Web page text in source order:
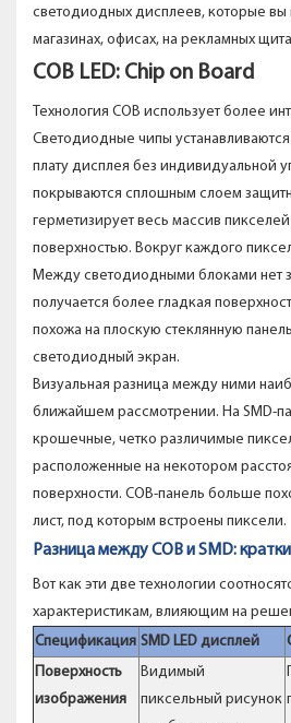
светодиодных дисплеев, которые вы
магазинах, офисах, на рекламных
COB LED: Chip on Board
Технология COB использует более
Светодиодные чипы
плату дисплея без индивидуальной
покрываются сплошным слоем
герметизирует весь массив
поверхностью. Вокруг каждого
Между светодиодными блоками нет
получается более гладкая
похожа на плоскую стеклянную
светодиодный экран.
Визуальная разница между ними
ближайшем рассмотрении. На SMD-
крошечные, четко различимые
расположенные на некотором
поверхности. COB-панель больше
лист, под которым встроены пиксели.
Разница между COB и SMD:
Вот как эти две технологии
характеристикам, влияющим на
Спецификация SMD LED дисплей
Поверхность
изображения
Видимый
пиксельный рисунок